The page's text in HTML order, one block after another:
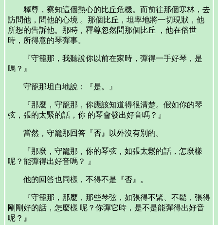
釋尊，察知這個熱心的比丘危機。而前往那個寒林，去
訪問他，問他的心境 。那個比丘，坦率地將一切現狀，他
所想的告訴他。那時，釋尊忽然問那個比丘 ，他在俗世
時，所得意的琴彈事。
『守籠那，我聽說你以前在家時，彈得一手好琴，是
嗎？』
守籠那坦白地說：『是。』
『那麼，守籠那，你應該知道得很清楚。假如你的琴
弦，張的太緊的話，你 的琴會發出好音嗎？』
當然，守籠那回答『否』以外沒有別的。
『那麼，守籠那，你的琴弦，如張太鬆的話，怎麼樣
呢？能彈得出好音嗎？ 』
他的回答也同樣，不得不是『否』。
『守籠那，那麼，那些琴弦，如張得不緊、不鬆，張得
剛剛好的話，怎麼樣 呢？你彈它時，是不是能彈得出好音
呢？』